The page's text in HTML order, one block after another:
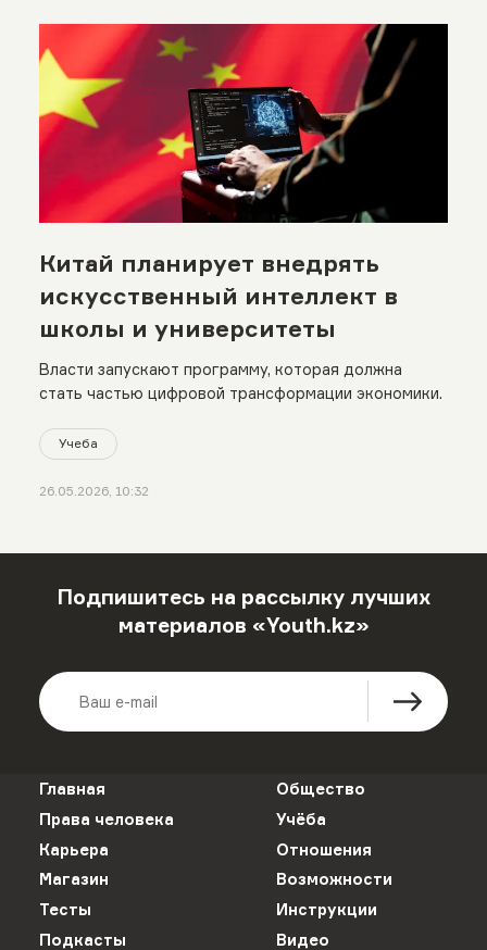
Китай планирует внедрять
искусственный интеллект в
школы и университеты
Власти запускают программу, которая должна
стать частью цифровой трансформации экономики.
Учеба
26.05.2026, 10:32
Подпишитесь на рассылку лучших
материалов «Youth.kz»
Главная
Общество
Права человека
Учёба
Карьера
Отношения
Магазин
Возможности
Тесты
Инструкции
Подкасты
Видео